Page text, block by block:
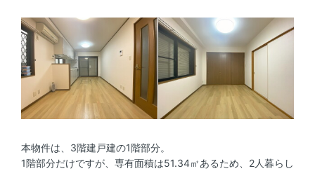
本物件は、3階建戸建の1階部分。
1階部分だけですが、専有面積は51.34㎡あるため、2人暮らし